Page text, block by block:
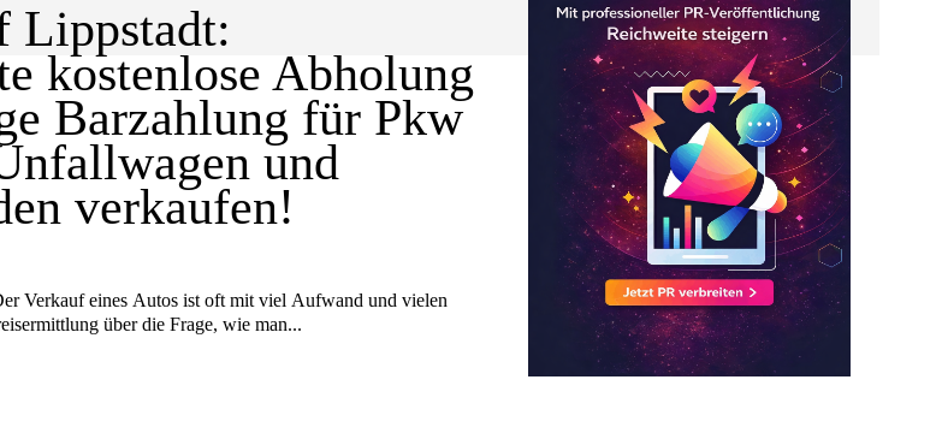
Lippstadt:
kostenlose Abholung
Barzahlung für Pkw
und
verkaufen!
Verkauf eines Autos ist oft mit viel Aufwand und vielen
über die Frage, wie man...